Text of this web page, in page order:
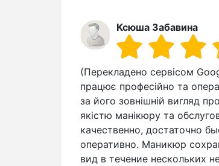
Ксюша Забавина
(Перекладено сервісом
працює професійно та
за його зовнішній вигляд
якістю манікюру та
качественно, достаточно
оперативно. Маникюр
вид в течение нескольких